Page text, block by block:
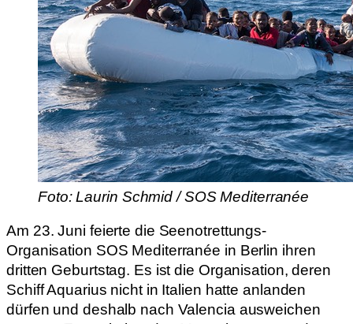
Foto: Laurin Schmid / SOS Mediterranée
Am 23. Juni feierte die Seenotrettungs-
Organisation SOS Mediterranée in Berlin ihren
dritten Geburtstag. Es ist die Organisation, deren
Schiff Aquarius nicht in Italien hatte anlanden
dürfen und deshalb nach Valencia ausweichen